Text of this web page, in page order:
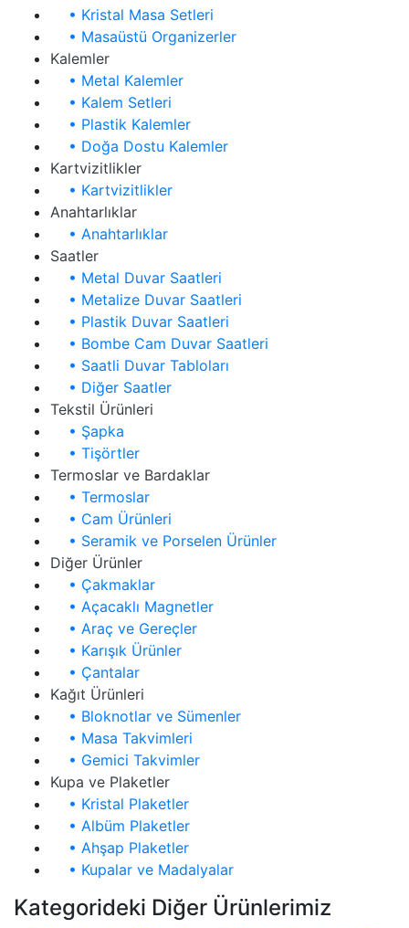
• Kristal Masa Setleri
• Masaüstü Organizerler
Kalemler
• Metal Kalemler
• Kalem Setleri
• Plastik Kalemler
• Doğa Dostu Kalemler
Kartvizitlikler
• Kartvizitlikler
Anahtarlıklar
• Anahtarlıklar
Saatler
• Metal Duvar Saatleri
• Metalize Duvar Saatleri
• Plastik Duvar Saatleri
• Bombe Cam Duvar Saatleri
• Saatli Duvar Tabloları
• Diğer Saatler
Tekstil Ürünleri
• Şapka
• Tişörtler
Termoslar ve Bardaklar
• Termoslar
• Cam Ürünleri
• Seramik ve Porselen Ürünler
Diğer Ürünler
• Çakmaklar
• Açacaklı Magnetler
• Araç ve Gereçler
• Karışık Ürünler
• Çantalar
Kağıt Ürünleri
• Bloknotlar ve Sümenler
• Masa Takvimleri
• Gemici Takvimler
Kupa ve Plaketler
• Kristal Plaketler
• Albüm Plaketler
• Ahşap Plaketler
• Kupalar ve Madalyalar
Kategorideki Diğer Ürünlerimiz